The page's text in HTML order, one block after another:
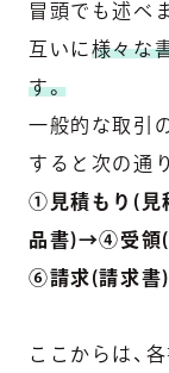
冒頭でも述べ
互いに 様々な
す。
一般的な取引
すると次の通
①見積もり(
品書)→④受領
⑥請求(請求書)
ここからは、